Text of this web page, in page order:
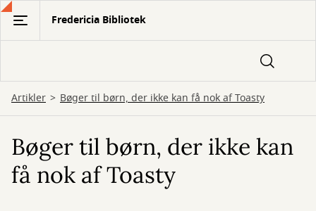
Gå
hovedindhold
Fredericia Bibliotek
Artikler Bøger til børn, der ikke kan få nok af Toasty
Bøger til børn, der ikke kan
få nok af Toasty